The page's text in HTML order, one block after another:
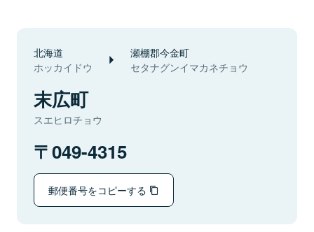
北海道
ホッカイドウ
瀬棚郡今金町
セタナグンイマカネチョウ
末広町
スエヒロチョウ
049-4315
郵便番号をコピーする